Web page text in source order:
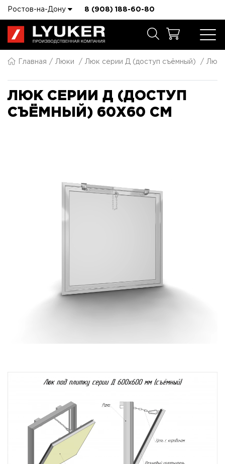
Ростов-на-Дону 8 (908) 188-60-80
Главная Люки Люк серии Д (доступ съёмный) Люк
ЛЮК СЕРИИ Д (ДОСТУП
СЪЁМНЫЙ) 60X60 СМ